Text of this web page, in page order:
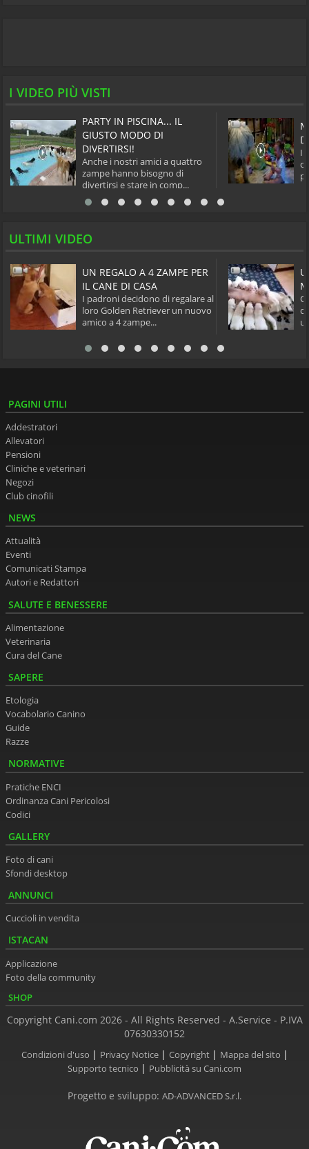
I VIDEO PIÙ VISTI
PARTY IN PISCINA... IL
GIUSTO MODO DI
DIVERTIRSI!
Anche i nostri amici a quattro
zampe hanno bisogno di
divertirsi e stare in comp...
Il
ULTIMI VIDEO
UN REGALO A 4 ZAMPE PER
IL CANE DI CASA
I padroni decidono di regalare al
loro Golden Retriever un nuovo
amico a 4 zampe...
PAGINI UTILI
Addestratori
Allevatori
Pensioni
Cliniche e veterinari
Negozi
Club cinofili
NEWS
Attualità
Eventi
Comunicati Stampa
Autori e Redattori
SALUTE E BENESSERE
Alimentazione
Veterinaria
Cura del Cane
SAPERE
Etologia
Vocabolario Canino
Guide
Razze
NORMATIVE
Pratiche ENCI
Ordinanza Cani Pericolosi
Codici
GALLERY
Foto di cani
Sfondi desktop
ANNUNCI
Cuccioli in vendita
ISTACAN
Applicazione
Foto della community
SHOP
Copyright Cani.com 2026 - All Rights Reserved - A.Service - P.IVA
07630330152
Condizioni d'uso | Privacy Notice | Copyright | Mappa del sito |
Supporto tecnico | Pubblicità su Cani.com
Progetto e sviluppo: AD-ADVANCED S.r.l.